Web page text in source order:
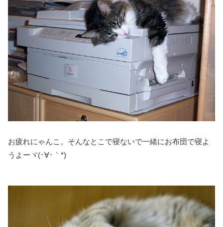
お疲れにゃんこ。そんなとこで寝ないで一緒にお布団で寝よ
うよーヾ(･∀･｀*)